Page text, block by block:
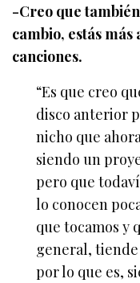
-Creo que
cambio, estás
canciones.
“Es que creo
disco anterior
nicho que
siendo un
pero que
lo conocen
que tocamos y
general,
por lo que es,